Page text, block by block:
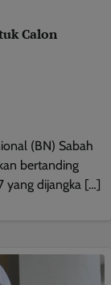
Calon
(BN) Sabah
bertanding
yang dijangka […]